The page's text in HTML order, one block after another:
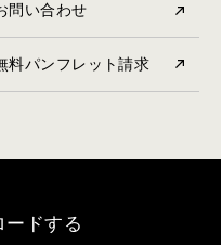
問い合わせ
料パンフレット請求
ードする